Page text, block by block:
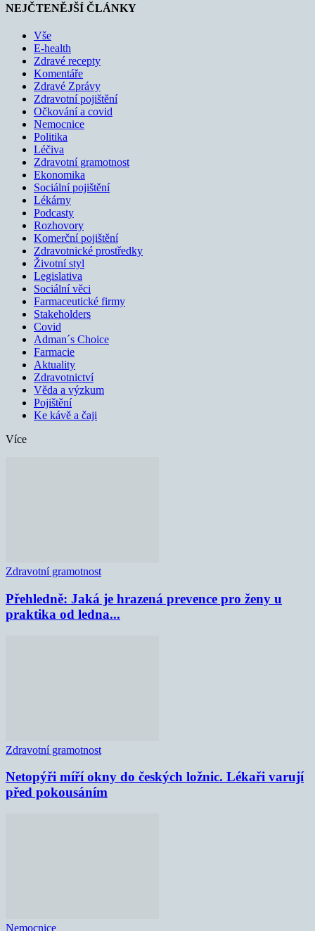
NEJČTENĚJŠÍ ČLÁNKY
Vše
E-health
Zdravé recepty
Komentáře
Zdravé Zprávy
Zdravotní pojištění
Očkování a covid
Nemocnice
Politika
Léčiva
Zdravotní gramotnost
Ekonomika
Sociální pojištění
Lékárny
Podcasty
Rozhovory
Komerční pojištění
Zdravotnické prostředky
Životní styl
Legislativa
Sociální věci
Farmaceutické firmy
Stakeholders
Covid
Adman´s Choice
Farmacie
Aktuality
Zdravotnictví
Věda a výzkum
Pojištění
Ke kávě a čaji
Více
Zdravotní gramotnost
Přehledně: Jaká je hrazená prevence pro ženy u
praktika od ledna...
Zdravotní gramotnost
Netopýři míří okny do českých ložnic. Lékaři varují
před pokousáním
Nemocnice